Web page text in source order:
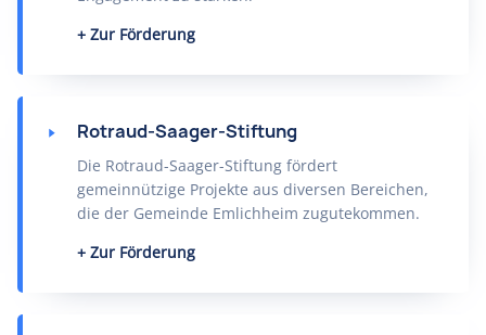
Zur Förderung
Rotraud-Saager-Stiftung
Die Rotraud-Saager-Stiftung fördert
gemeinnützige Projekte aus diversen Bereichen,
die der Gemeinde Emlichheim zugutekommen.
Zur Förderung